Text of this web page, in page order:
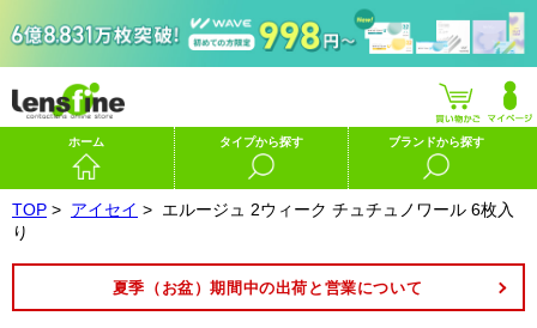
ホーム タイプから探す ブランドから探す
TOP > アイセイ > エルージュ 2ウィーク チュチュノワール 6枚入
り
夏季（お盆）期間中の出荷と営業について